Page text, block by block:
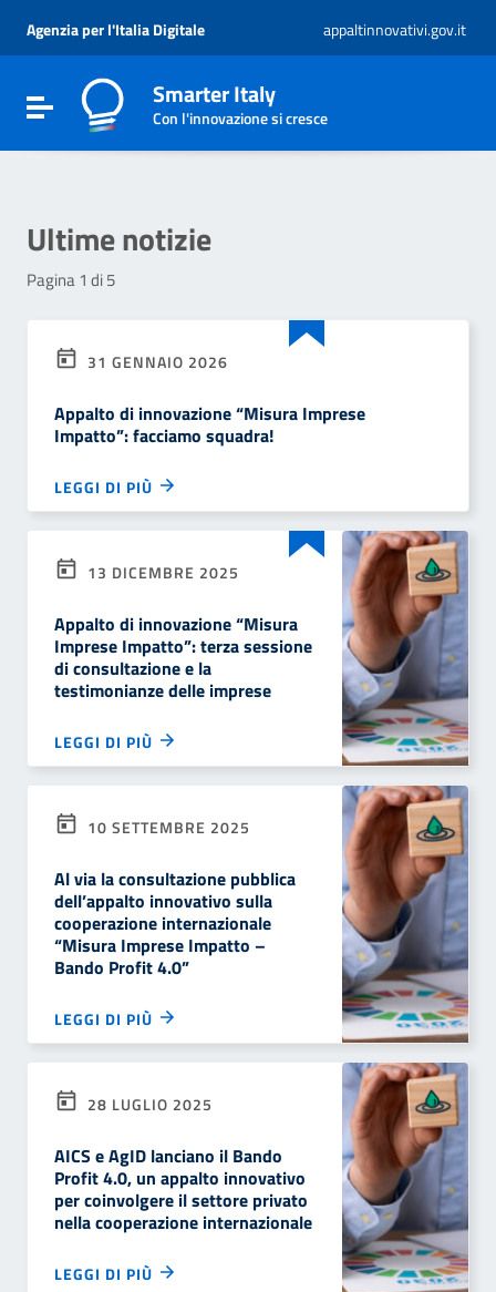
Vai al menu di navigazione
Vai al footer
Agenzia per l'Italia Digitale appaltinnovativi.gov.it
Attiva / disattiva la navigazione
Smarter Italy
Con l'innovazione si cresce
Ultime notizie
Pagina 1 di 5
31 GENNAIO 2026
Appalto di innovazione “Misura Imprese
Impatto”: facciamo squadra!
LEGGI DI PIÙ
13 DICEMBRE 2025
Appalto di innovazione “Misura
Imprese Impatto”: terza sessione
di consultazione e la
testimonianze delle imprese
LEGGI DI PIÙ
10 SETTEMBRE 2025
Al via la consultazione pubblica
dell’appalto innovativo sulla
cooperazione internazionale
“Misura Imprese Impatto –
Bando Profit 4.0”
LEGGI DI PIÙ
28 LUGLIO 2025
AICS e AgID lanciano il Bando
Profit 4.0, un appalto innovativo
per coinvolgere il settore privato
nella cooperazione internazionale
LEGGI DI PIÙ